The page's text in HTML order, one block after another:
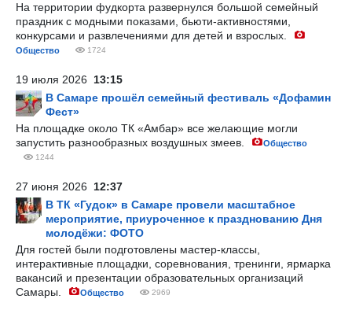
На территории фудкорта развернулся большой семейный
праздник с модными показами, бьюти-активностями,
конкурсами и развлечениями для детей и взрослых.
Общество 1724
19 июля 2026 13:15
В Самаре прошёл семейный фестиваль «Дофамин
Фест»
На площадке около ТК «Амбар» все желающие могли
запустить разнообразных воздушных змеев.
Общество
1244
27 июня 2026 12:37
В ТК «Гудок» в Самаре провели масштабное
мероприятие, приуроченное к празднованию Дня
молодёжи: ФОТО
Для гостей были подготовлены мастер-классы,
интерактивные площадки, соревнования, тренинги, ярмарка
вакансий и презентации образовательных организаций
Самары.
Общество 2969